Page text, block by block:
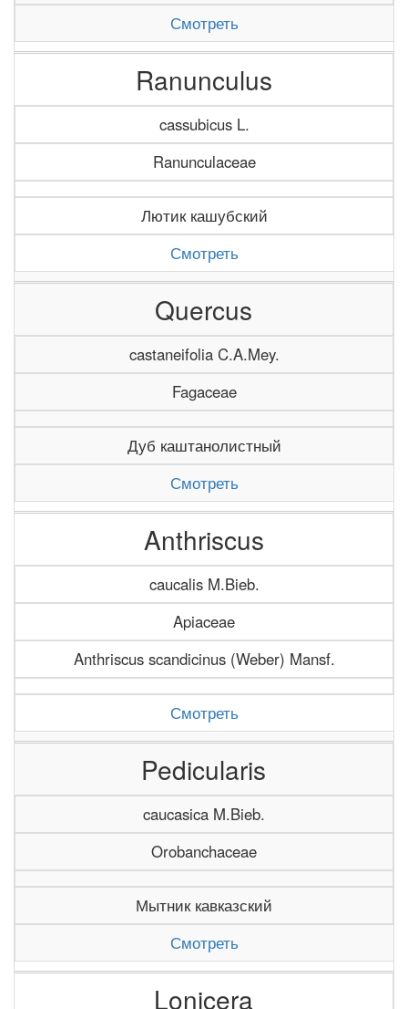
Смотреть
Ranunculus
cassubicus L.
Ranunculaceae
Лютик кашубский
Смотреть
Quercus
castaneifolia C.A.Mey.
Fagaceae
Дуб каштанолистный
Смотреть
Anthriscus
caucalis M.Bieb.
Apiaceae
Anthriscus scandicinus (Weber) Mansf.
Смотреть
Pedicularis
caucasica M.Bieb.
Orobanchaceae
Мытник кавказский
Смотреть
Lonicera